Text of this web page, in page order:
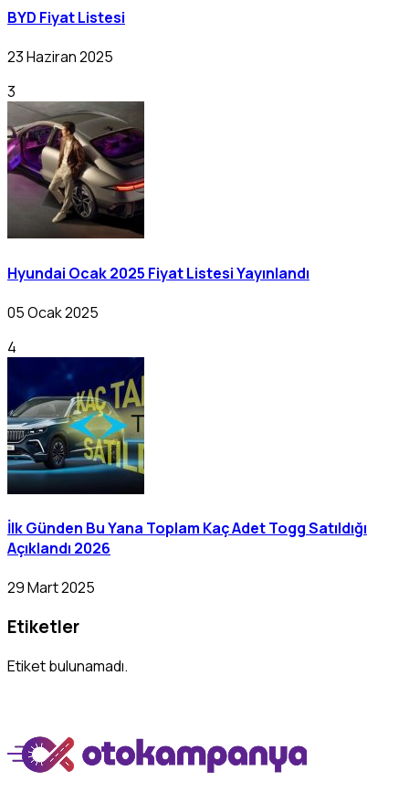
BYD Fiyat Listesi
23 Haziran 2025
3
Hyundai Ocak 2025 Fiyat Listesi Yayınlandı
05 Ocak 2025
4
İlk Günden Bu Yana Toplam Kaç Adet Togg Satıldığı
Açıklandı 2026
29 Mart 2025
Etiketler
Etiket bulunamadı.